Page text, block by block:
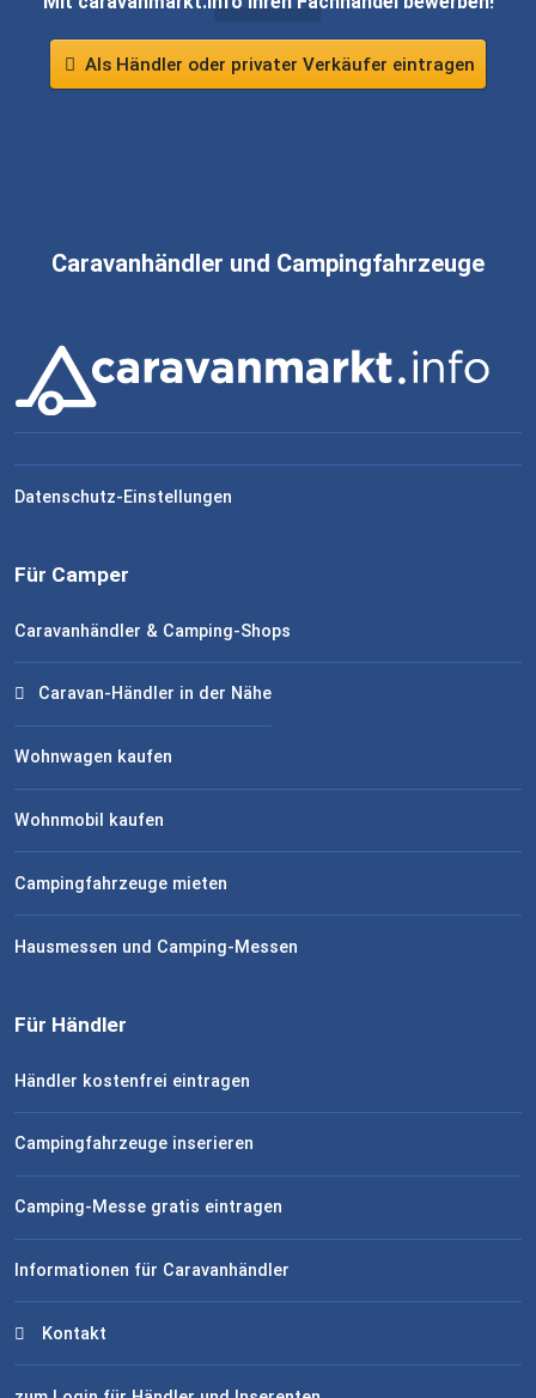
Als Händler oder privater Verkäufer eintragen
Caravanhändler und Campingfahrzeuge
Datenschutz-Einstellungen
Für Camper
Caravanhändler & Camping-Shops
Caravan-Händler in der Nähe
Wohnwagen kaufen
Wohnmobil kaufen
Campingfahrzeuge mieten
Hausmessen und Camping-Messen
Für Händler
Händler kostenfrei eintragen
Campingfahrzeuge inserieren
Camping-Messe gratis eintragen
Informationen für Caravanhändler
Kontakt